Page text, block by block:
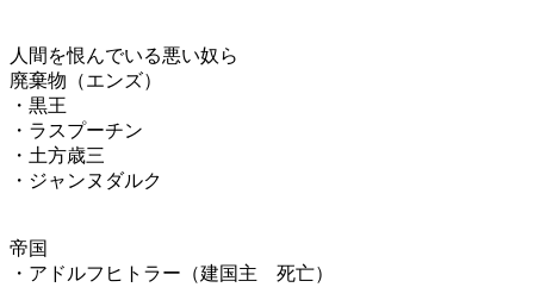
人間を恨んでいる悪い奴ら
廃棄物（エンズ）
・黒王
・ラスプーチン
・土方歳三
・ジャンヌダルク
帝国
・アドルフヒトラー（建国主 死亡）